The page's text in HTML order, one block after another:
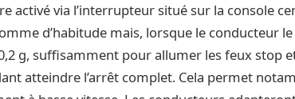
activé via l’interrupteur situé sur la console
d’habitude mais, lorsque le conducteur le
g, suffisamment pour allumer les feux stop
atteindre l’arrêt complet. Cela permet